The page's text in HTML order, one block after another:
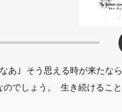
あ｣ そう思える時が来たな
のでしょう。 生き続けるこ